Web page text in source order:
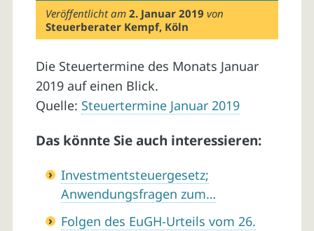
Veröffentlicht am2. Januar 2019 von
Steuerberater Kempf, Köln
Die Steuertermine des Monats Januar
2019 auf einen Blick.
Quelle: Steuertermine Januar 2019
Das könnte Sie auch interessieren:
Investmentsteuergesetz;
Anwendungsfragen zum…
Folgen des EuGH-Urteils vom 26.